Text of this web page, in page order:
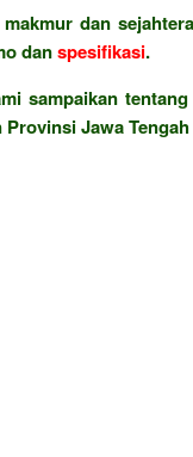
dan
danspesifikasi.
sampaikan
Jawa